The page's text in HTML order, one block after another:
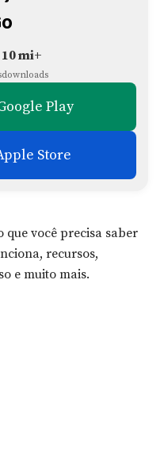
10 mi+
downloads
Play
Store
que você precisa saber
recursos,
e muito mais.